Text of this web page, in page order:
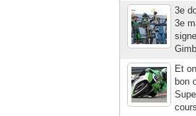
3e
3e
Et
bon